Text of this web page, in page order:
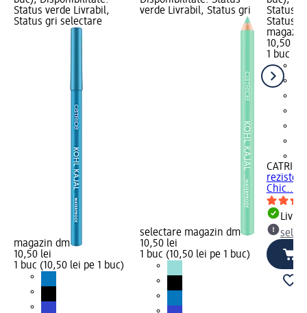
Status verde Livrabil,
Status gri selectare
magazin dm
10,50 lei
1 buc (10,50 lei pe 1 buc)
verde Livrabil, Status gri
selectare magazin dm
10,50 lei
1 buc (10,50 lei pe 1 buc)
Status
Status
10,50 lei
1 buc
CATRICE
Chic...,